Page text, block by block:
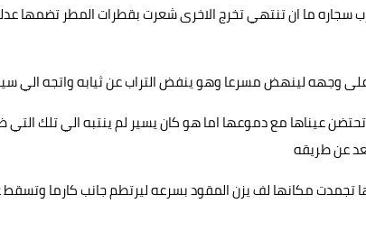
سجاره ما ان تنتهي تخرج الاخرى شعرت بقطرات المطر تضمها
وجهه لينهض مسرعا وهو ينفض التراب عن ثيابه واتجه الي
عيناها مع دموعها اما هو كان يسير لم ينتبه الي تلك
عن طريقه
تجمدت مكانها لف يزن المقود بسرعه ليرتطم جانب كارما